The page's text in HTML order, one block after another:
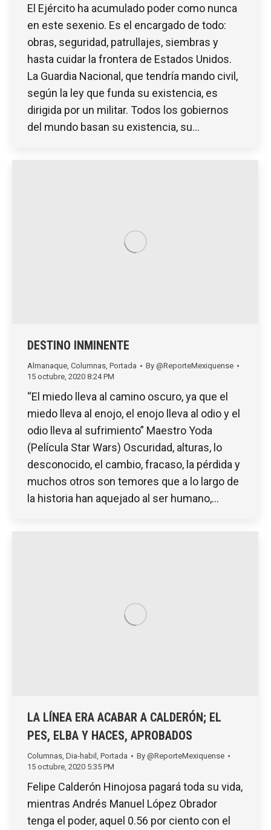
El Ejército ha acumulado poder como nunca
en este sexenio. Es el encargado de todo:
obras, seguridad, patrullajes, siembras y
hasta cuidar la frontera de Estados Unidos.
La Guardia Nacional, que tendría mando civil,
según la ley que funda su existencia, es
dirigida por un militar. Todos los gobiernos
del mundo basan su existencia, su…
DESTINO INMINENTE
Almanaque, Columnas, Portada By @ReporteMexiquense
15 octubre, 2020 8:24 PM
“El miedo lleva al camino oscuro, ya que el
miedo lleva al enojo, el enojo lleva al odio y el
odio lleva al sufrimiento” Maestro Yoda
(Película Star Wars) Oscuridad, alturas, lo
desconocido, el cambio, fracaso, la pérdida y
muchos otros son temores que a lo largo de
la historia han aquejado al ser humano,…
LA LÍNEA ERA ACABAR A CALDERÓN; EL
PES, ELBA Y HACES, APROBADOS
Columnas Dia-habil Portada By @ReporteMexiquense
15 octubre, 2020 5:35 PM
Felipe Calderón Hinojosa pagará toda su vida,
mientras Andrés Manuel López Obrador
tenga el poder, aquel 0.56 por ciento con el